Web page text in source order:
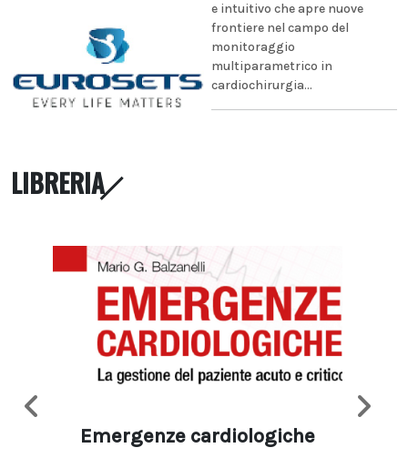
e intuitivo che apre nuove
frontiere nel campo del
monitoraggio
multiparametrico in
cardiochirurgia...
LIBRERIA
Emergenze cardiologiche